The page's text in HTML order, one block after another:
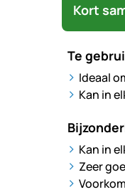
Kort
Te
Ideaal
Kan in
Kan in
Zeer